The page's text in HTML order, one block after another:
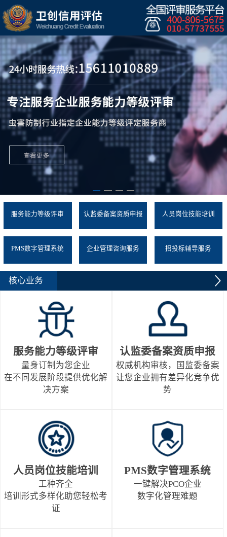
服务能力等级评审 认监委备案资质申报 人员岗位技能培训
PMS数字管理系统 企业管理咨询服务 招投标辅导服务
核心业务
服务能力等级评审
量身订制为您企业
在不同发展阶段提供优化解
决方案
认监委备案资质申报
权威机构审核，国监委备案
让您企业拥有差异化竞争优
势
人员岗位技能培训
工种齐全
培训形式多样化助您轻松考
证
PMS数字管理系统
一键解决PCO企业
数字化管理难题